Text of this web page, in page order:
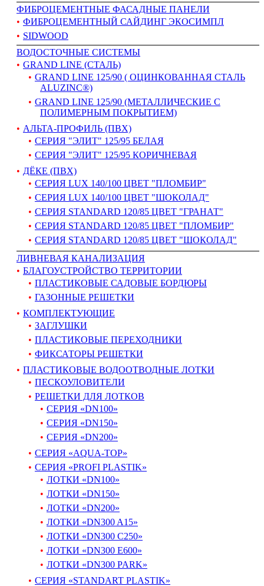
ФИБРОЦЕМЕНТНЫЕ ФАСАДНЫЕ ПАНЕЛИ
ФИБРОЦЕМЕНТНЫЙ САЙДИНГ ЭКОСИМПЛ
SIDWOOD
ВОДОСТОЧНЫЕ СИСТЕМЫ
GRAND LINE (СТАЛЬ)
GRAND LINE 125/90 ( ОЦИНКОВАННАЯ СТАЛЬ
ALUZINC®)
GRAND LINE 125/90 (МЕТАЛЛИЧЕСКИЕ С
ПОЛИМЕРНЫМ ПОКРЫТИЕМ)
АЛЬТА-ПРОФИЛЬ (ПВХ)
СЕРИЯ "ЭЛИТ" 125/95 БЕЛАЯ
СЕРИЯ "ЭЛИТ" 125/95 КОРИЧНЕВАЯ
ДЁКЕ (ПВХ)
СЕРИЯ LUX 140/100 ЦВЕТ "ПЛОМБИР"
СЕРИЯ LUX 140/100 ЦВЕТ "ШОКОЛАД"
СЕРИЯ STANDARD 120/85 ЦВЕТ "ГРАНАТ"
СЕРИЯ STANDARD 120/85 ЦВЕТ "ПЛОМБИР"
СЕРИЯ STANDARD 120/85 ЦВЕТ "ШОКОЛАД"
ЛИВНЕВАЯ КАНАЛИЗАЦИЯ
БЛАГОУСТРОЙСТВО ТЕРРИТОРИИ
ПЛАСТИКОВЫЕ САДОВЫЕ БОРДЮРЫ
ГАЗОННЫЕ РЕШЕТКИ
КОМПЛЕКТУЮЩИЕ
ЗАГЛУШКИ
ПЛАСТИКОВЫЕ ПЕРЕХОДНИКИ
ФИКСАТОРЫ РЕШЕТКИ
ПЛАСТИКОВЫЕ ВОДООТВОДНЫЕ ЛОТКИ
ПЕСКОУЛОВИТЕЛИ
РЕШЕТКИ ДЛЯ ЛОТКОВ
СЕРИЯ «DN100»
СЕРИЯ «DN150»
СЕРИЯ «DN200»
СЕРИЯ «AQUA-TOP»
СЕРИЯ «PROFI PLASTIK»
ЛОТКИ «DN100»
ЛОТКИ «DN150»
ЛОТКИ «DN200»
ЛОТКИ «DN300 A15»
ЛОТКИ «DN300 C250»
ЛОТКИ «DN300 E600»
ЛОТКИ «DN300 PARK»
СЕРИЯ «STANDART PLASTIK»